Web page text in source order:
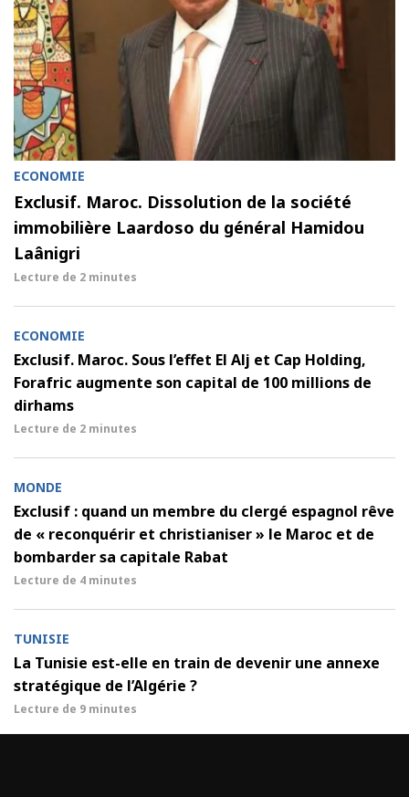
ECONOMIE
Exclusif. Maroc. Dissolution de la société
immobilière Laardoso du général Hamidou
Laânigri
Lecture de 2 minutes
ECONOMIE
Exclusif. Maroc. Sous l’effet El Alj et Cap Holding,
Forafric augmente son capital de 100 millions de
dirhams
Lecture de 2 minutes
MONDE
Exclusif : quand un membre du clergé espagnol rêve
de « reconquérir et christianiser » le Maroc et de
bombarder sa capitale Rabat
Lecture de 4 minutes
TUNISIE
La Tunisie est-elle en train de devenir une annexe
stratégique de l’Algérie ?
Lecture de 9 minutes